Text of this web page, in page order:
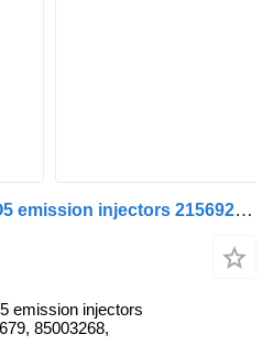
Volvo FH13, D13C EURO5 emission injectors 21569200, 21340616, 21371679 VOLVO verstuiver voor Volvo VOLVO FH13, D13C EURO5 emission injectors 21569200, 21340616, 21371679, 21371679, 85003268, 85145074, 21652515, 85013274, 85019274, 85013271, 85019271, D13C460, D13C500, D13C540, D13C440, D13C480, D13C520, D13C380, D13C420, 21028880, 21644598, 2108884, 21644596, 20972223, 21371674, 21340613, 85003265, 85009265, 20584347, 21340616, 21371679, 85003268, 85009268, 20584348, 20972222, 21371675, 21174444, 21644603, 21569191, 21509881, 21582101, 21028880, 21028884, 21644602, 21644598, 85003949, 21644596, 85003948, 21174444, 21644603, 21569191, 21509881, 21569200, 85013271, 85019271, 21569191, 21340616, 21340616, 21371679, 21371679, 85003268, 85145074, 21652515, 85013274, 85019274 trekker
emission injectors
85003268,